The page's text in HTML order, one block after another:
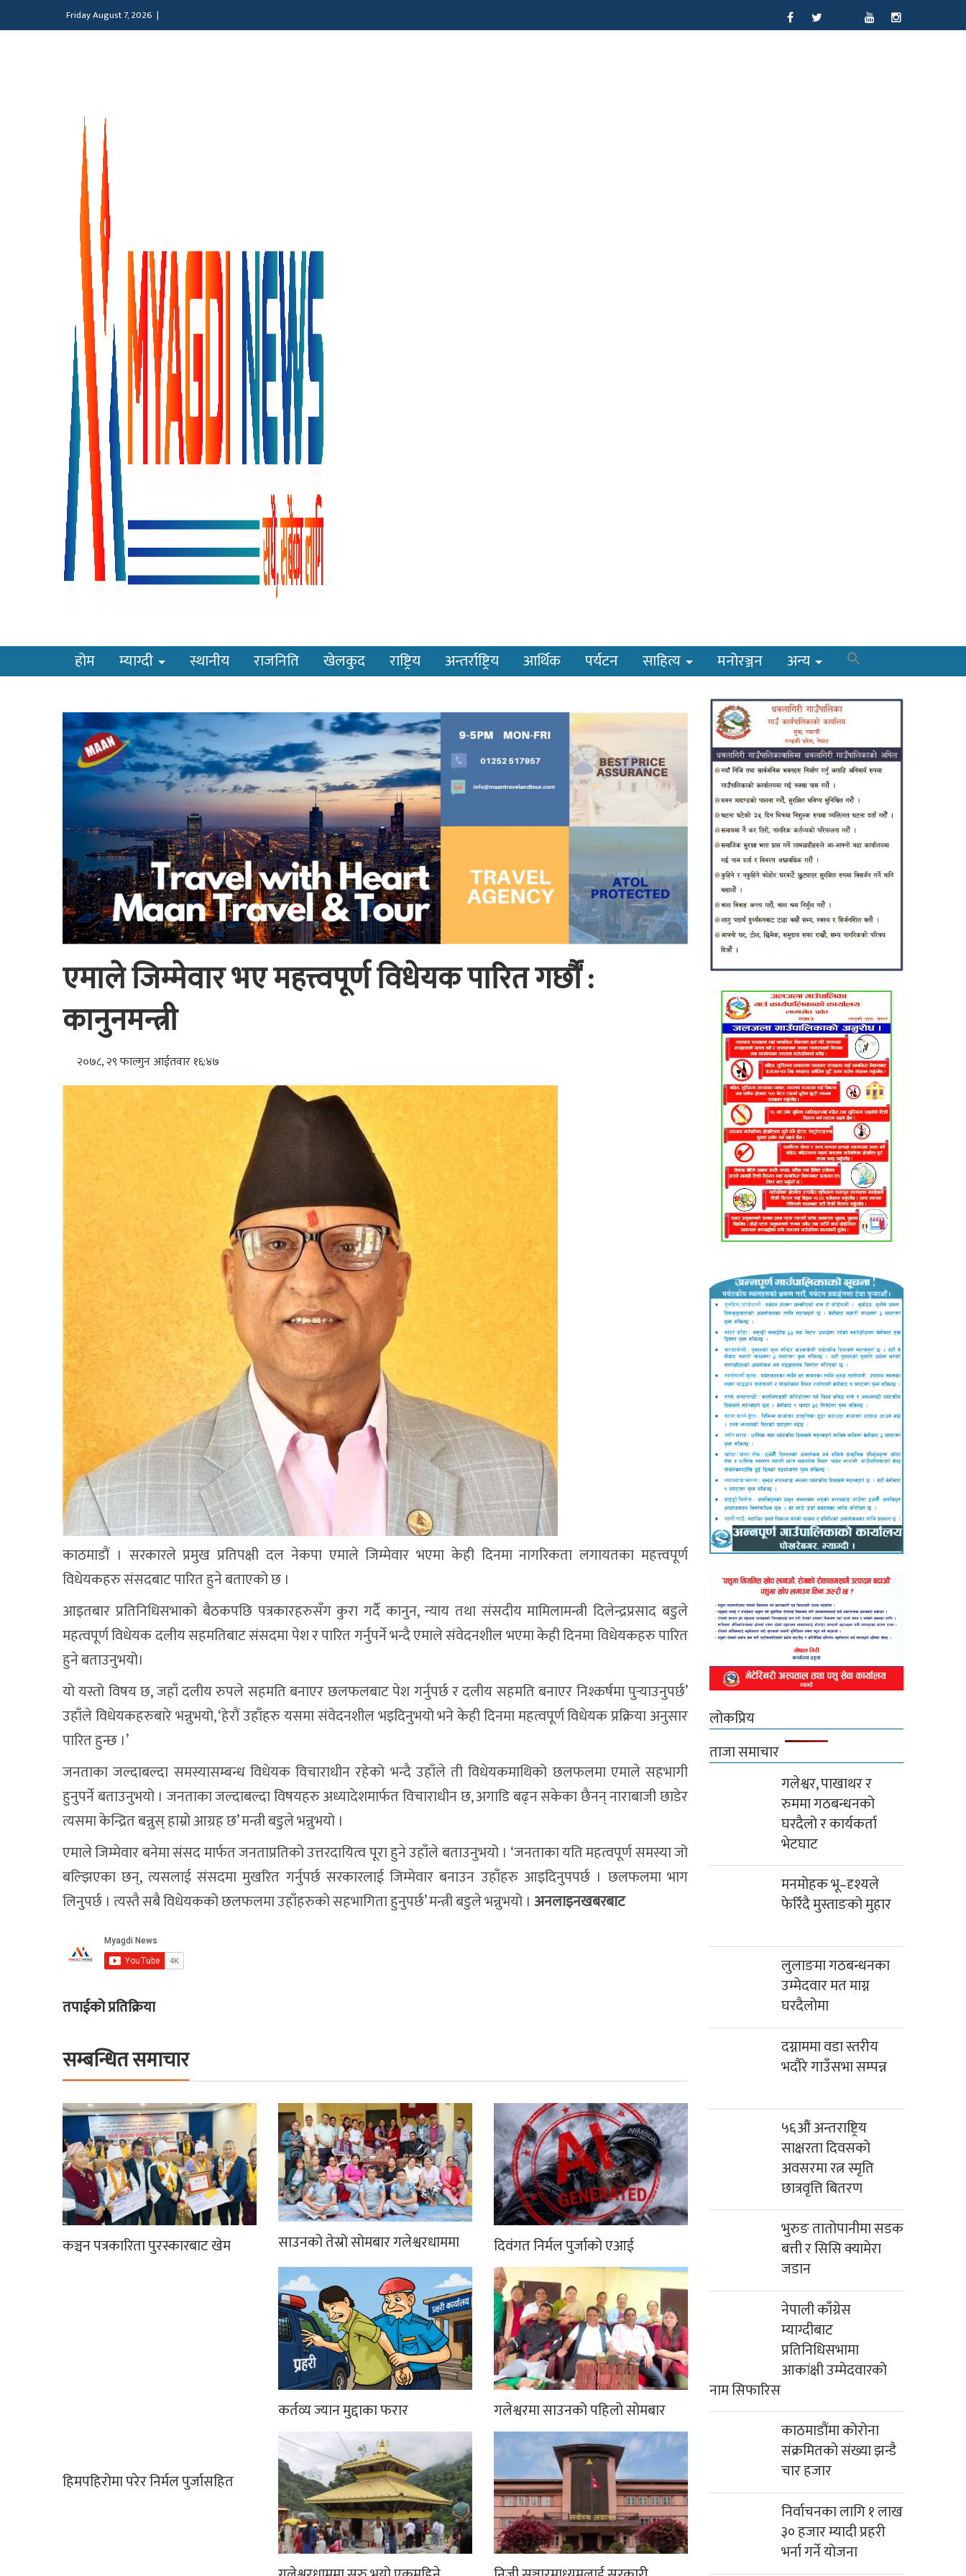
Friday August 7, 2026 |
होम म्याग्दी स्थानीय राजनिति खेलकुद राष्ट्रिय अन्तर्राष्ट्रिय आर्थिक पर्यटन साहित्य मनोरञ्जन अन्य
एमाले जिम्मेवार भए महत्त्वपूर्ण विधेयक पारित गर्छौं :
कानुनमन्त्री
२०७८, २९ फाल्गुन आईतवार १६:४७
काठमाडौं । सरकारले प्रमुख प्रतिपक्षी दल नेकपा एमाले जिम्मेवार भएमा केही दिनमा नागरिकता लगायतका महत्त्वपूर्ण
विधेयकहरु संसदबाट पारित हुने बताएको छ ।
आइतबार प्रतिनिधिसभाको बैठकपछि पत्रकारहरुसँग कुरा गर्दै कानुन, न्याय तथा संसदीय मामिलामन्त्री दिलेन्द्रप्रसाद बडुले
महत्वपूर्ण विधेयक दलीय सहमतिबाट संसदमा पेश र पारित गर्नुपर्ने भन्दै एमाले संवेदनशील भएमा केही दिनमा विधेयकहरु पारित
हुने बताउनुभयो।
यो यस्तो विषय छ, जहाँ दलीय रुपले सहमति बनाएर छलफलबाट पेश गर्नुपर्छ र दलीय सहमति बनाएर निश्कर्षमा पुर्‍याउनुपर्छ’
उहाँले विधेयकहरुबारे भन्नुभयो, ‘हेरौं उहाँहरु यसमा संवेदनशील भइदिनुभयो भने केही दिनमा महत्वपूर्ण विधेयक प्रक्रिया अनुसार
पारित हुन्छ ।’
जनताका जल्दाबल्दा समस्यासम्बन्ध विधेयक विचाराधीन रहेको भन्दै उहाँले ती विधेयकमाथिको छलफलमा एमाले सहभागी
हुनुपर्ने बताउनुभयो । जनताका जल्दाबल्दा विषयहरु अध्यादेशमार्फत विचाराधीन छ, अगाडि बढ्न सकेका छैनन् नाराबाजी छाडेर
त्यसमा केन्द्रित बन्नुस् हाम्रो आग्रह छ’ मन्त्री बडुले भन्नुभयो ।
एमाले जिम्मेवार बनेमा संसद मार्फत जनताप्रतिको उत्तरदायित्व पूरा हुने उहाँले बताउनुभयो । ‘जनताका यति महत्वपूर्ण समस्या जो
बल्झिएका छन्, त्यसलाई संसदमा मुखरित गर्नुपर्छ सरकारलाई जिम्मेवार बनाउन उहाँहरु आइदिनुपपर्छ । छलफलमा भाग
लिनुपर्छ । त्यस्तै सबै विधेयकको छलफलमा उहाँहरुको सहभागिता हुनुपर्छ’ मन्त्री बडुले भन्नुभयो । अनलाइनखबरबाट
तपाईको प्रतिक्रिया
सम्बन्धित समाचार
कञ्चन पत्रकारिता पुरस्कारबाट खेम साउनको तेस्रो सोमबार गलेश्वरधाममा दिवंगत निर्मल पुर्जाको एआई
हिमपहिरोमा परेर निर्मल पुर्जासहित
कर्तव्य ज्यान मुद्दाका फरार गलेश्वरमा साउनको पहिलो सोमबार
लोकप्रिय
ताजा समाचार
गलेश्वर, पाखाथर र
रुममा गठबन्धनको
घरदैलो र कार्यकर्ता
भेटघाट
मनमोहक भू–दृश्यले
फेरिँदै मुस्ताङको मुहार
लुलाङमा गठबन्धनका
उम्मेदवार मत माग्न
घरदैलोमा
दग्नाममा वडा स्तरीय
भदौरे गाउँसभा सम्पन्न
५६औं अन्तराष्ट्रिय
साक्षरता दिवसको
अवसरमा रत्न स्मृति
छात्रवृत्ति बितरण
भुरुङ तातोपानीमा सडक
बत्ती र सिसि क्यामेरा
जडान
नेपाली काँग्रेस
म्याग्दीबाट
प्रतिनिधिसभामा
आकांक्षी उम्मेदवारको
नाम सिफारिस
काठमाडौंमा कोरोना
संक्रमितको संख्या झन्डै
चार हजार
निर्वाचनका लागि १ लाख
३० हजार म्यादी प्रहरी
भर्ना गर्ने योजना